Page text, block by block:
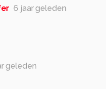
6 jaar geleden
geleden